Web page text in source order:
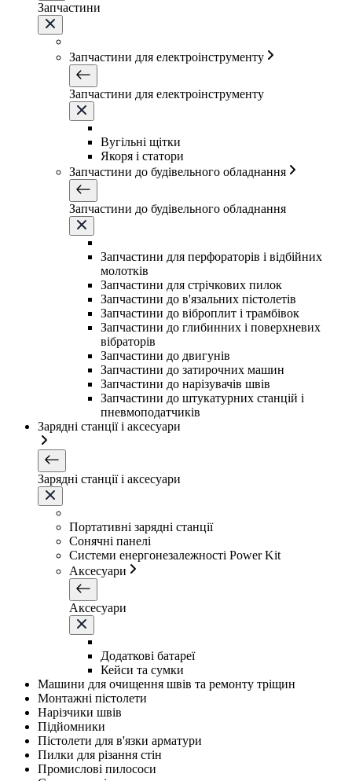
Запчастини
Запчастини для електроінструменту
Запчастини для електроінструменту
Вугільні щітки
Якоря і статори
Запчастини до будівельного обладнання
Запчастини до будівельного обладнання
Запчастини для перфораторів і відбійних
молотків
Запчастини для стрічкових пилок
Запчастини до в'язальних пістолетів
Запчастини до віброплит і трамбівок
Запчастини до глибинних і поверхневих
вібраторів
Запчастини до двигунів
Запчастини до затирочних машин
Запчастини до нарізувачів швів
Запчастини до штукатурних станцій і
пневмоподатчиків
Зарядні станції і аксесуари
Зарядні станції і аксесуари
Портативні зарядні станції
Сонячні панелі
Системи енергонезалежності Power Kit
Аксесуари
Аксесуари
Додаткові батареї
Кейси та сумки
Машини для очищення швів та ремонту тріщин
Монтажні пістолети
Нарізчики швів
Підйомники
Пістолети для в'язки арматури
Пилки для різання стін
Промислові пилососи